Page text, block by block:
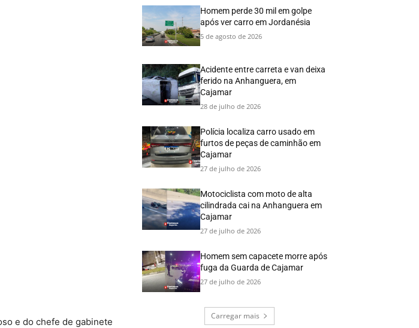
e do chefe de gabinete
Homem perde 30 mil em golpe
após ver carro em Jordanésia
5 de agosto de 2026
Acidente entre carreta e van deixa
ferido na Anhanguera, em
Cajamar
28 de julho de 2026
Polícia localiza carro usado em
furtos de peças de caminhão em
Cajamar
27 de julho de 2026
Motociclista com moto de alta
cilindrada cai na Anhanguera em
Cajamar
27 de julho de 2026
Homem sem capacete morre após
fuga da Guarda de Cajamar
27 de julho de 2026
Carregar mais